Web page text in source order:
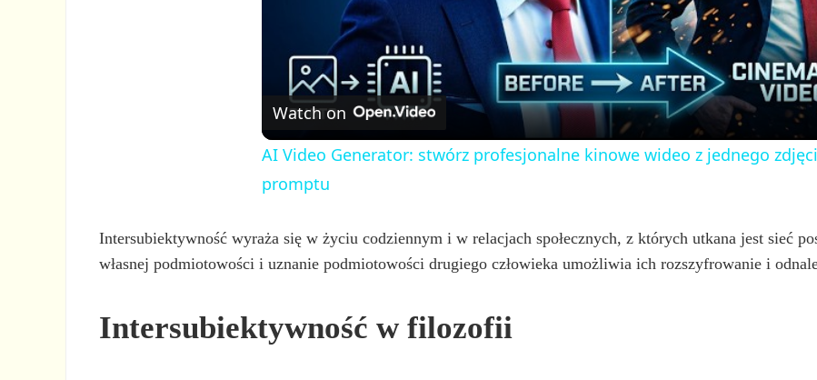
l
a
y
i
Watch on
AI Video Generator: stwórz profesjonalne kinowe wideo z jednego
promptu
Intersubiektywność wyraża się w życiu codziennym i w relacjach społecznych, z których utkana jest sieć
własnej podmiotowości i uznanie podmiotowości drugiego człowieka umożliwia ich rozszyfrowanie i
Intersubiektywność w filozofii